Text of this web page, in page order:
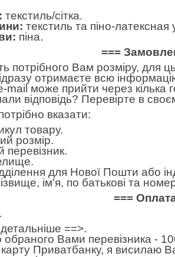
текстиль/сітка.
текстиль та піно-латексная
піна.
===
потрібного Вам розміру, для
отримаєте всю
mail може прийти через
відповідь? Перевірте в
вказати:
товару.
розмір.
перевізник.
для Нової Пошти або
ім'я, по батькові та
===
детальніше ==>.
обраного Вами перевізника -
карту Приватбанку, я висилаю